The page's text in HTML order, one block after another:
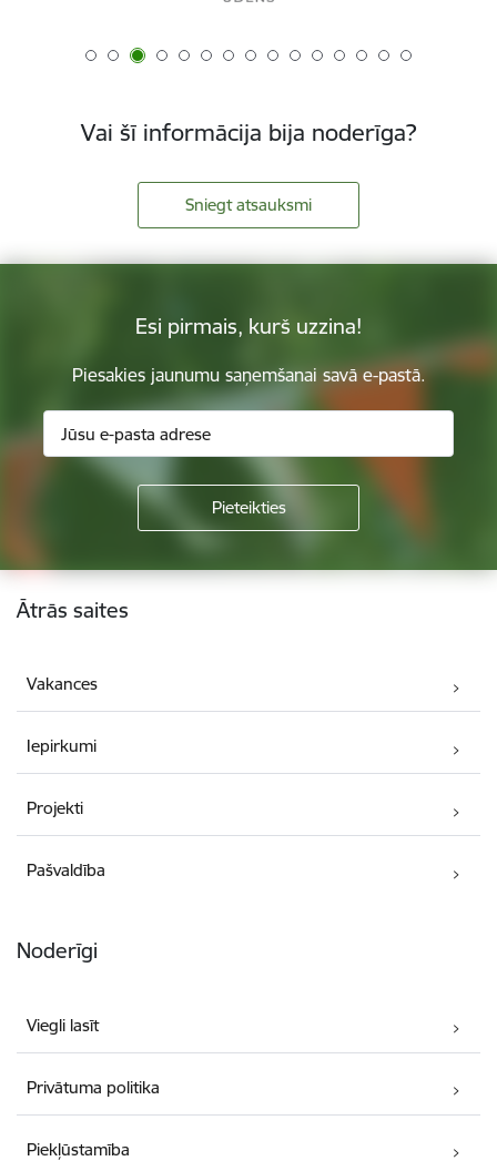
Vai šī informācija bija noderīga?
Sniegt atsauksmi
Esi pirmais, kurš uzzina!
Piesakies jaunumu saņemšanai savā e-pastā.
Kājene
Ātrās saites
Vakances
Iepirkumi
Projekti
Pašvaldība
Noderīgi
Viegli lasīt
Privātuma politika
Piekļūstamība